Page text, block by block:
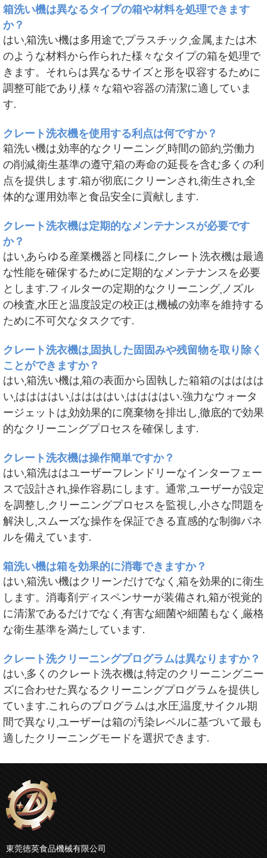
箱洗い機は異なるタイプの箱や材料を処理できます
か？
はい,箱洗い機は多用途で,プラスチック,金属,または木
のような材料から作られた様々なタイプの箱を処理で
きます。それらは異なるサイズと形を収容するために
調整可能であり,様々な箱や容器の清潔に適していま
す.
クレート洗衣機を使用する利点は何ですか？
箱洗い機は,効率的なクリーニング,時間の節約,労働力
の削減,衛生基準の遵守,箱の寿命の延長を含む多くの利
点を提供します.箱が彻底にクリーンされ,衛生され,全
体的な運用効率と食品安全に貢献します.
クレート洗衣機は定期的なメンテナンスが必要です
か？
はい,あらゆる産業機器と同様に,クレート洗衣機は最適
な性能を確保するために定期的なメンテナンスを必要
とします.フィルターの定期的なクリーニング,ノズル
の検査,水圧と温度設定の校正は,機械の効率を維持する
ために不可欠なタスクです.
クレート洗衣機は,固执した固固みや残留物を取り除く
ことができますか？
はい,箱洗い機は,箱の表面から固執した箱箱のはははは
い,ははははい,ははははい,ははははい.強力なウォータ
ージェットは,効効果的に廃棄物を排出し,徹底的で効果
的なクリーニングプロセスを確保します.
クレート洗衣機は操作簡単ですか？
はい,箱洗ははユーザーフレンドリーなインターフェー
スで設計され,操作容易にします。通常,ユーザーが設定
を調整し,クリーニングプロセスを監視し,小さな問題を
解決し,スムーズな操作を保証できる直感的な制御パネ
ルを備えています.
箱洗い機は箱を効果的に消毒できますか？
はい,箱洗い機はクリーンだけでなく,箱を効果的に衛生
します。消毒剤ディスペンサーが装備され,箱が視覚的
に清潔であるだけでなく,有害な細菌や細菌もなく,厳格
な衛生基準を満たしています.
クレート洗クリーニングプログラムは異なりますか？
はい,多くのクレート洗衣機は,特定のクリーニングニー
ズに合わせた異なるクリーニングプログラムを提供し
ています.これらのプログラムは,水圧,温度,サイクル期
間で異なり,ユーザーは箱の汚染レベルに基づいて最も
適したクリーニングモードを選択できます.
東莞徳英食品機械有限公司